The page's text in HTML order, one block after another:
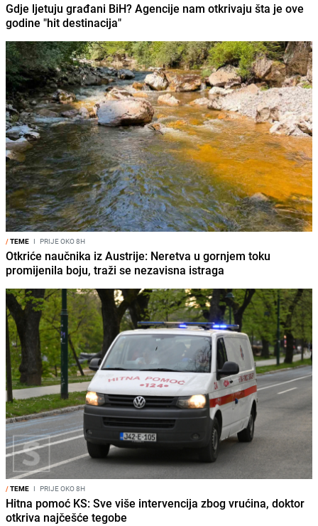
Gdje ljetuju građani BiH? Agencije nam otkrivaju šta je ove
godine "hit destinacija"
/TEME I PRIJE OKO 8H
Otkriće naučnika iz Austrije: Neretva u gornjem toku
promijenila boju, traži se nezavisna istraga
/TEME I PRIJE OKO 8H
Hitna pomoć KS: Sve više intervencija zbog vrućina, doktor
otkriva najčešće tegobe